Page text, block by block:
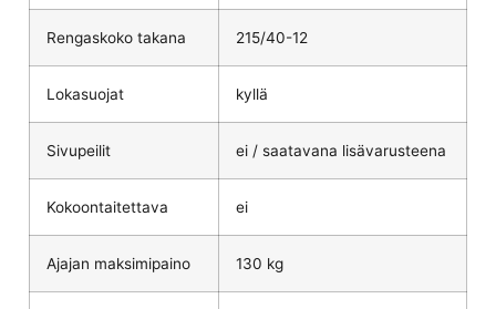
Rengaskoko takana 215/40-12
Lokasuojat kyllä
Sivupeilit ei / saatavana lisävarusteena
Kokoontaitettava ei
Ajajan maksimipaino 130 kg